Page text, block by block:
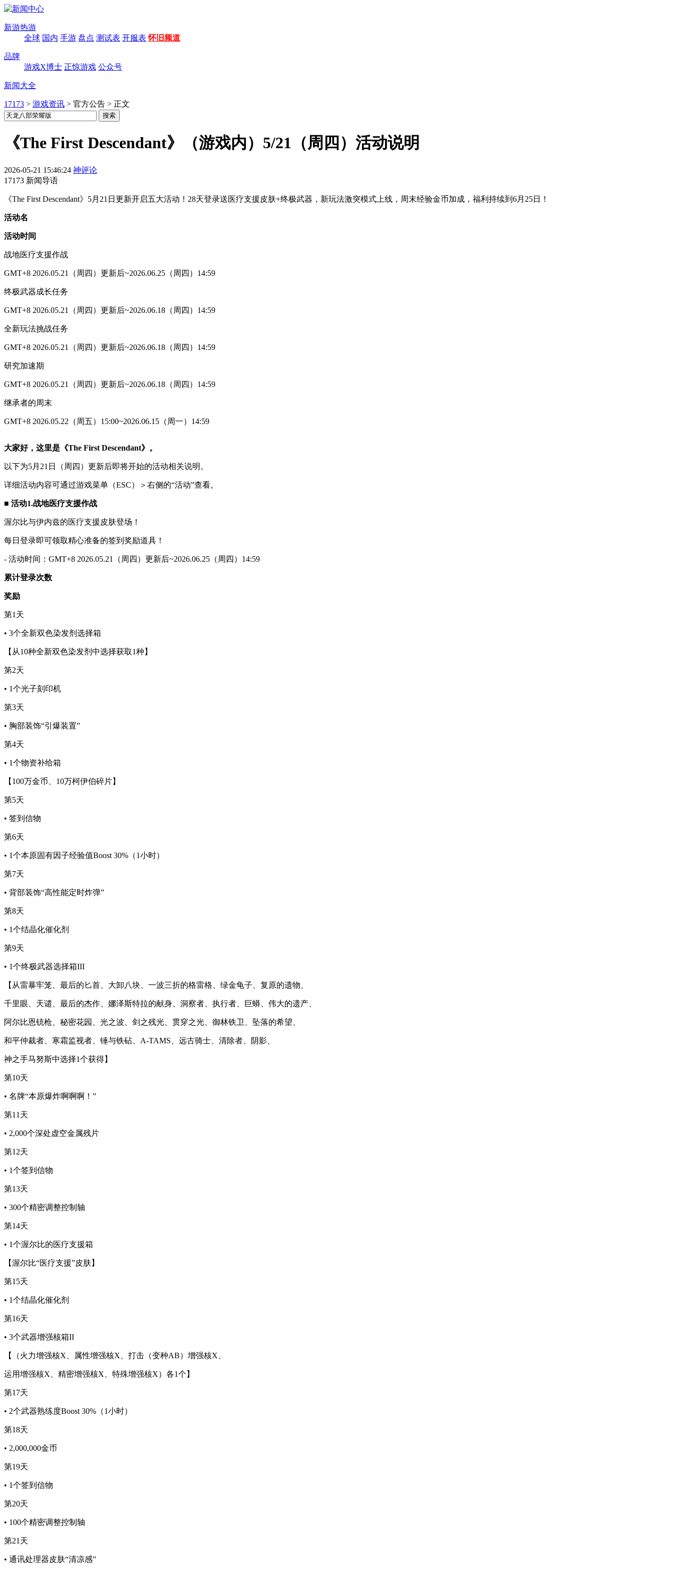
新游热游
全球 国内 手游 盘点 测试表 开服表 怀旧频道
品牌
游戏X博士 正惊游戏 公众号
新闻大全
17173 > 游戏资讯 > 官方公告 > 正文
《The First Descendant》（游戏内）5/21（周四）活动说明
2026-05-21 15:46:24 神评论
17173 新闻导语
《The First Descendant》5月21日更新开启五大活动！28天登录送医疗支援皮肤+终极武器，新玩法激突模式上线，周末经验金币加成，福利持续到6月25日！
活动名
活动时间
战地医疗支援作战
GMT+8 2026.05.21（周四）更新后~2026.06.25（周四）14:59
终极武器成长任务
GMT+8 2026.05.21（周四）更新后~2026.06.18（周四）14:59
全新玩法挑战任务
GMT+8 2026.05.21（周四）更新后~2026.06.18（周四）14:59
研究加速期
GMT+8 2026.05.21（周四）更新后~2026.06.18（周四）14:59
继承者的周末
GMT+8 2026.05.22（周五）15:00~2026.06.15（周一）14:59
大家好，这里是《The First Descendant》。
以下为5月21日（周四）更新后即将开始的活动相关说明。
详细活动内容可通过游戏菜单（ESC）＞右侧的“活动”查看。
■ 活动1.战地医疗支援作战
渥尔比与伊内兹的医疗支援皮肤登场！
每日登录即可领取精心准备的签到奖励道具！
- 活动时间：GMT+8 2026.05.21（周四）更新后~2026.06.25（周四）14:59
累计登录次数
奖励
第1天
• 3个全新双色染发剂选择箱
【从10种全新双色染发剂中选择获取1种】
第2天
• 1个光子刻印机
第3天
• 胸部装饰“引爆装置”
第4天
• 1个物资补给箱
【100万金币、10万柯伊伯碎片】
第5天
• 签到信物
第6天
• 1个本原固有因子经验值Boost 30%（1小时）
第7天
• 背部装饰“高性能定时炸弹”
第8天
• 1个结晶化催化剂
第9天
• 1个终极武器选择箱III
【从雷暴牢笼、最后的匕首、大卸八块、一波三折的格雷格、绿金龟子、复原的遗物、
千里眼、天谴、最后的杰作、娜泽斯特拉的献身、洞察者、执行者、巨蟒、伟大的遗产、
阿尔比恩铳枪、秘密花园、光之波、剑之残光、贯穿之光、御林铁卫、坠落的希望、
和平仲裁者、寒霜监视者、锤与铁砧、A-TAMS、远古骑士、清除者、阴影、
神之手马努斯中选择1个获得】
第10天
• 名牌“本原爆炸啊啊啊！”
第11天
• 2,000个深处虚空金属残片
第12天
• 1个签到信物
第13天
• 300个精密调整控制轴
第14天
• 1个渥尔比的医疗支援箱
【渥尔比“医疗支援”皮肤】
第15天
• 1个结晶化催化剂
第16天
• 3个武器增强核箱II
【（火力增强核X、属性增强核X、打击（变种AB）增强核X、
运用增强核X、精密增强核X、特殊增强核X）各1个】
第17天
• 2个武器熟练度Boost 30%（1小时）
第18天
• 2,000,000金币
第19天
• 1个签到信物
第20天
• 100个精密调整控制轴
第21天
• 通讯处理器皮肤“清凉感”